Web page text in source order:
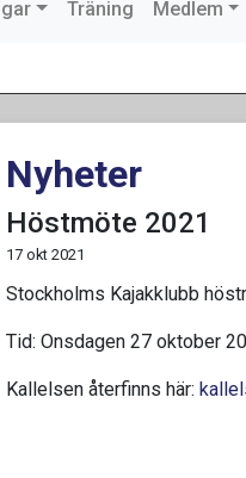
Träning Medlem
Nyheter
Höstmöte 2021
17 okt 2021
Stockholms Kajakklubb
Tid: Onsdagen 27 oktober
Kallelsen återfinns här: